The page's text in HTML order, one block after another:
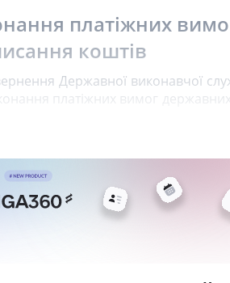
платіжних
коштів
Державної виконавчої
платіжних вимог